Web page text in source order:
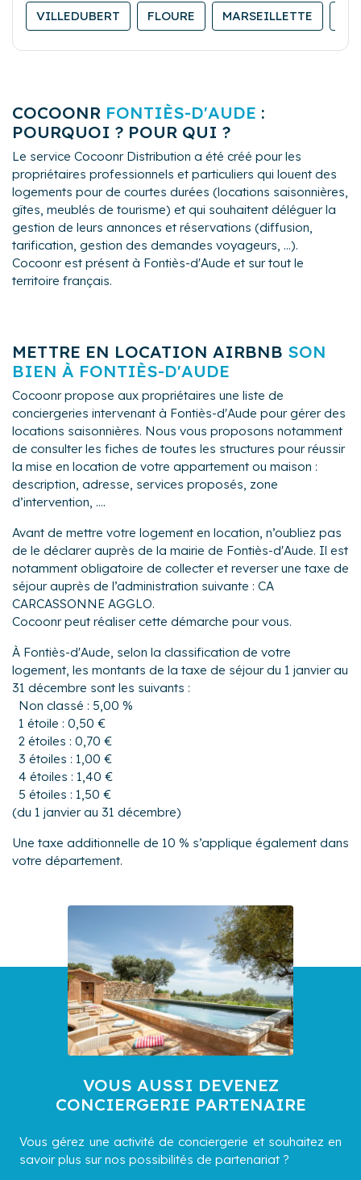
réactive, notre équipe assure des prestations de
qualité pour garantir la satisfaction des propriétaires
VILLEDUBERT FLOURE MARSEILLETTE
COCOONR FONTIÈS-D'AUDE :
POURQUOI ? POUR QUI ?
Le service Cocoonr Distribution a été créé pour les
propriétaires professionnels et particuliers qui louent des
logements pour de courtes durées (locations saisonnières,
gîtes, meublés de tourisme) et qui souhaitent déléguer la
gestion de leurs annonces et réservations (diffusion,
tarification, gestion des demandes voyageurs, ...).
Cocoonr est présent à Fontiès-d'Aude et sur tout le
territoire français.
METTRE EN LOCATION AIRBNB SON
BIEN À FONTIÈS-D'AUDE
Cocoonr propose aux propriétaires une liste de
conciergeries intervenant à Fontiès-d'Aude pour gérer des
locations saisonnières. Nous vous proposons notamment
de consulter les fiches de toutes les structures pour réussir
la mise en location de votre appartement ou maison :
description, adresse, services proposés, zone
d’intervention, ....
Avant de mettre votre logement en location, n’oubliez pas
de le déclarer auprès de la mairie de Fontiès-d'Aude. Il est
notamment obligatoire de collecter et reverser une taxe de
séjour auprès de l’administration suivante : CA
CARCASSONNE AGGLO.
Cocoonr peut réaliser cette démarche pour vous.
À Fontiès-d'Aude, selon la classification de votre
logement, les montants de la taxe de séjour du 1 janvier au
31 décembre sont les suivants :
Non classé : 5,00 %
1 étoile : 0,50 €
2 étoiles : 0,70 €
3 étoiles : 1,00 €
4 étoiles : 1,40 €
5 étoiles : 1,50 €
(du 1 janvier au 31 décembre)
Une taxe additionnelle de 10 % s’applique également dans
votre département.
VOUS AUSSI DEVENEZ
CONCIERGERIE PARTENAIRE
Vous gérez une activité de conciergerie et souhaitez en
savoir plus sur nos possibilités de partenariat ?